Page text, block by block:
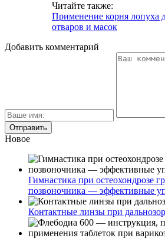
Читайте также:
Применение корня лопуха
отваров и масок
Добавить комментарий
Новое
Гимнастика при остеохондрозе
позвоночника — эффективные
Контактные линзы при